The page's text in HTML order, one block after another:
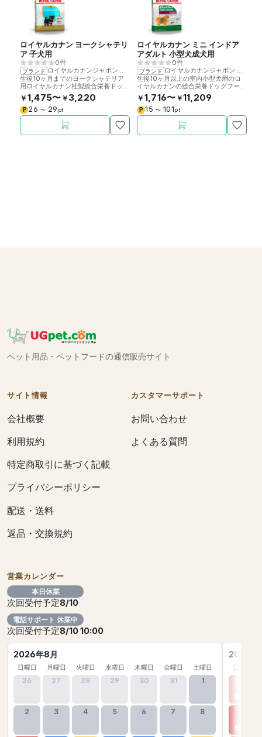
ロイヤルカナン ヨークシャテリ
ア 子犬用
0件
ブランド ロイヤルカナンジャポン >
ロイヤルカナン
生後10ヶ月までのヨークシャテリア
用ロイヤルカナン社製総合栄養ドッグ
フードです。
￥ 1,475〜 ￥ 3,220
P 26 〜 29 pt
ロイヤルカナン ミニ インドア
アダルト 小型犬成犬用
0件
ブランド ロイヤルカナンジャポン >
生後10ヶ月以上の室内小型犬用のロ
イヤルカナンの総合栄養ドッグフード
です。
￥ 1,716〜 ￥11,209
P 15 〜 101pt
ペット用品・ペットフードの通信販売サイト
サイト情報
会社概要
利用規約
特定商取引に基づく記載
プライバシーポリシー
配送・送料
返品・交換規約
カスタマーサポート
お問い合わせ
よくある質問
営業カレンダー
本日休業
次回受付予定8/10
電話サポート 休業中
次回受付予定8/10 10:00
2026年8月
日曜日 月曜日 火曜日 水曜日 木曜日 金曜日 土曜日
26 27 28 29 30 31 1
2 3 4 5 6 7 8
2026年
日曜日